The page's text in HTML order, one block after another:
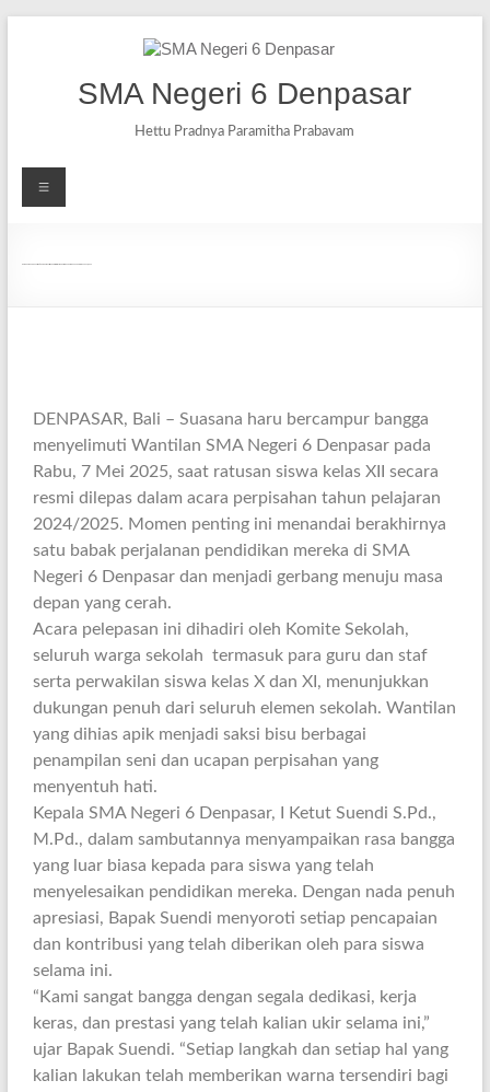
SMA Negeri 6 Denpasar
Hettu Pradnya Paramitha Prabavam
DENPASAR, Bali – Suasana haru bercampur bangga
menyelimuti Wantilan SMA Negeri 6 Denpasar pada
Rabu, 7 Mei 2025, saat ratusan siswa kelas XII secara
resmi dilepas dalam acara perpisahan tahun pelajaran
2024/2025. Momen penting ini menandai berakhirnya
satu babak perjalanan pendidikan mereka di SMA
Negeri 6 Denpasar dan menjadi gerbang menuju masa
depan yang cerah.
Acara pelepasan ini dihadiri oleh Komite Sekolah,
seluruh warga sekolah termasuk para guru dan staf
serta perwakilan siswa kelas X dan XI, menunjukkan
dukungan penuh dari seluruh elemen sekolah. Wantilan
yang dihias apik menjadi saksi bisu berbagai
penampilan seni dan ucapan perpisahan yang
menyentuh hati.
Kepala SMA Negeri 6 Denpasar, I Ketut Suendi S.Pd.,
M.Pd., dalam sambutannya menyampaikan rasa bangga
yang luar biasa kepada para siswa yang telah
menyelesaikan pendidikan mereka. Dengan nada penuh
apresiasi, Bapak Suendi menyoroti setiap pencapaian
dan kontribusi yang telah diberikan oleh para siswa
selama ini.
“Kami sangat bangga dengan segala dedikasi, kerja
keras, dan prestasi yang telah kalian ukir selama ini,”
ujar Bapak Suendi. “Setiap langkah dan setiap hal yang
kalian lakukan telah memberikan warna tersendiri bagi